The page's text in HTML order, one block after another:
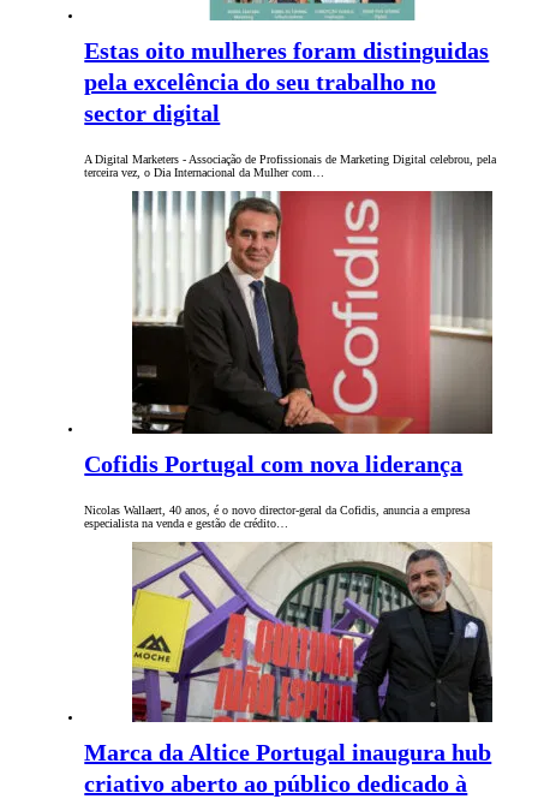
Estas oito mulheres foram distinguidas
pela excelência do seu trabalho no
sector digital
A Digital Marketers - Associação de Profissionais de Marketing Digital celebrou, pela
terceira vez, o Dia Internacional da Mulher com…
Cofidis Portugal com nova liderança
Nicolas Wallaert, 40 anos, é o novo director-geral da Cofidis, anuncia a empresa
especialista na venda e gestão de crédito…
Marca da Altice Portugal inaugura hub
criativo aberto ao público dedicado à